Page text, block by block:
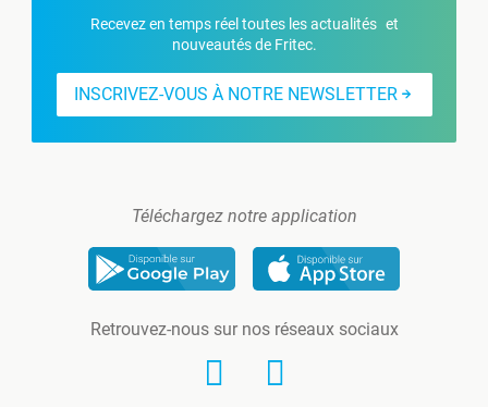
Recevez en temps réel toutes les actualités et
nouveautés de Fritec.
INSCRIVEZ-VOUS À NOTRE NEWSLETTER
Téléchargez notre application
Retrouvez-nous sur nos réseaux sociaux